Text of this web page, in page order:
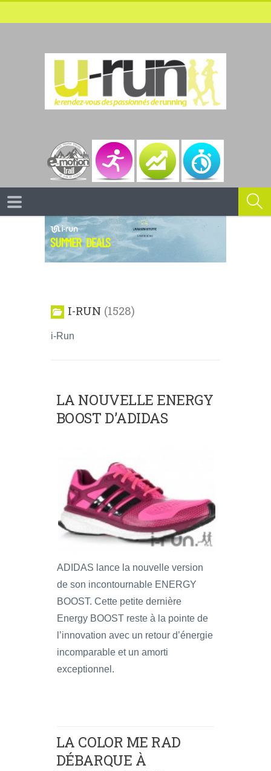
I-RUN 1528
i-Run
LA NOUVELLE ENERGY
BOOST D’ADIDAS
ADIDAS lance la nouvelle version
de son incontournable ENERGY
BOOST. Cette petite dernière
Energy BOOST reste à la pointe de
l’innovation avec un retour d’énergie
incomparable et un amorti
exceptionnel.
LA COLOR ME RAD
DÉBARQUE À